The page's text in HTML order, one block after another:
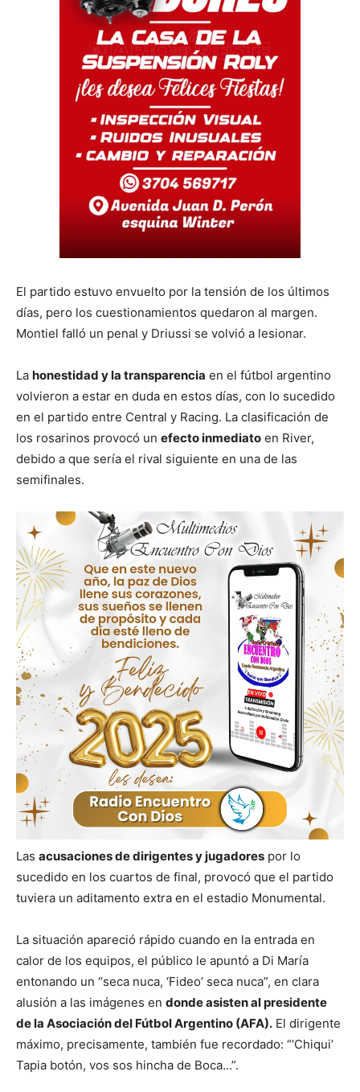
El partido estuvo envuelto por la tensión de los últimos
días, pero los cuestionamientos quedaron al margen.
Montiel falló un penal y Driussi se volvió a lesionar.
La honestidad y la transparencia en el fútbol argentino
volvieron a estar en duda en estos días, con lo sucedido
en el partido entre Central y Racing. La clasificación de
los rosarinos provocó un efecto inmediato en River,
debido a que sería el rival siguiente en una de las
semifinales.
Las acusaciones de dirigentes y jugadores por lo
sucedido en los cuartos de final, provocó que el partido
tuviera un aditamento extra en el estadio Monumental.
La situación apareció rápido cuando en la entrada en
calor de los equipos, el público le apuntó a Di María
entonando un “seca nuca, ‘Fideo’ seca nuca”, en clara
alusión a las imágenes en donde asisten al presidente
de la Asociación del Fútbol Argentino (AFA). El dirigente
máximo, precisamente, también fue recordado: “‘Chiqui’
Tapia botón, vos sos hincha de Boca…”.